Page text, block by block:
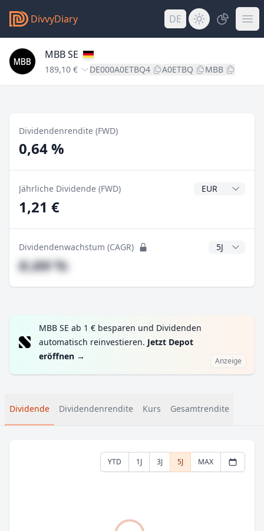
DivvyDiary DE
MBB SE
189,10 € DE000A0ETBQ4 A0ETBQ MBB
Dividendenrendite (FWD)
0,64 %
Jährliche Dividende (FWD)
1,21 €
Dividendenwachstum (CAGR) CAGR Jahre
#,## %
MBB SE ab 1 € besparen und Dividenden
automatisch reinvestieren. Jetzt Depot
eröffnen → Anzeige
Dividende Dividendenrendite Kurs Gesamtrendite
YTD 1J 3J 5J MAX